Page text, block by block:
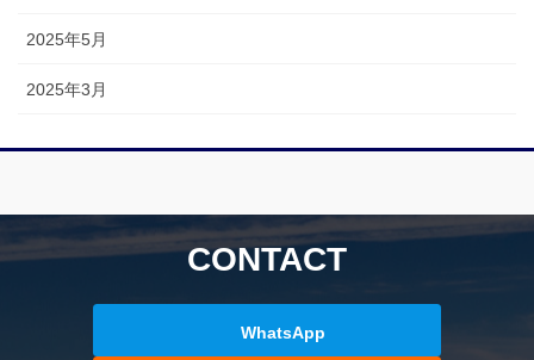
2025年5月
2025年3月
CONTACT
WhatsApp